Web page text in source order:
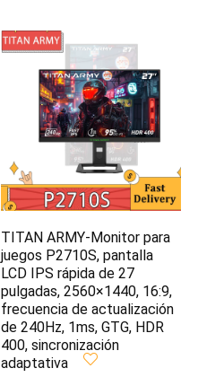
TITAN ARMY-Monitor para
juegos P2710S, pantalla
LCD IPS rápida de 27
pulgadas, 2560×1440, 16:9,
frecuencia de actualización
de 240Hz, 1ms, GTG, HDR
400, sincronización
adaptativa